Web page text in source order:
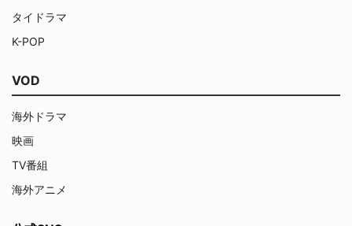
タイドラマ
K-POP
VOD
海外ドラマ
映画
TV番組
海外アニメ